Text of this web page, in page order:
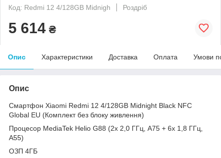
Код: Redmi 12 4/128GB Midnigh
Роздріб
5 614 ₴
Опис Характеристики Доставка Оплата Умови
Опис
Смартфон Xiaomi Redmi 12 4/128GB Midnight Black NFC
Global EU (Комплект без блоку живлення)
Процесор MediaTek Helio G88 (2x 2,0 ГГц, A75 + 6x 1,8 ГГц,
A55)
ОЗП 4ГБ